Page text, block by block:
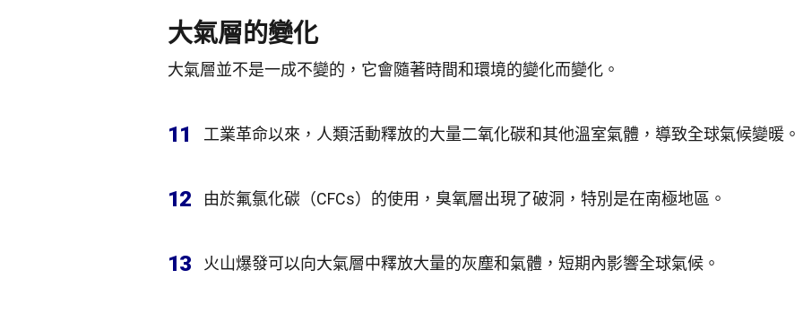
大氣層的變化
大氣層並不是一成不變的，它會隨著時間和環境的變化而變化。
11 工業革命以來，人類活動釋放的大量二氧化碳和其他溫室氣體，導致全球氣候變暖。
12 由於氟氯化碳（CFCs）的使用，臭氧層出現了破洞，特別是在南極地區。
13 火山爆發可以向大氣層中釋放大量的灰塵和氣體，短期內影響全球氣候。